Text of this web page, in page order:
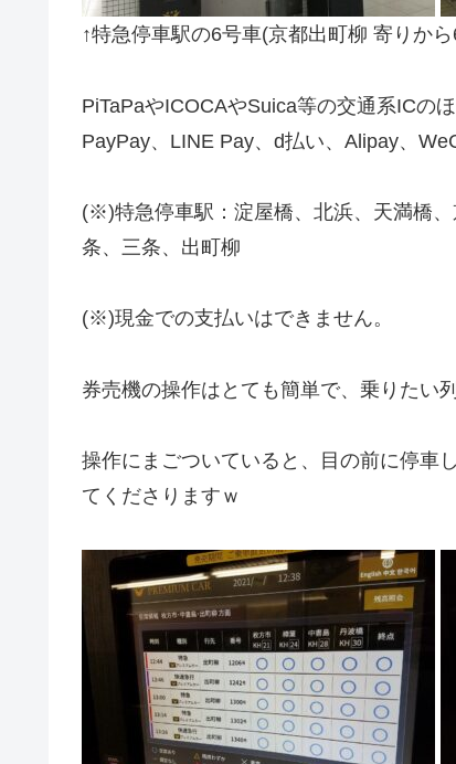
↑特急停車駅の6号車(京都出町柳 寄りか
PiTaPaやICOCAやSuica等の交通系ICの
PayPay、LINE Pay、d払い、Alipay、
(※)特急停車駅：淀屋橋、北浜、天満橋
条、三条、出町柳
(※)現金での支払いはできません。
券売機の操作はとても簡単で、乗りたい
操作にまごついていると、目の前に停車
てくださりますｗ